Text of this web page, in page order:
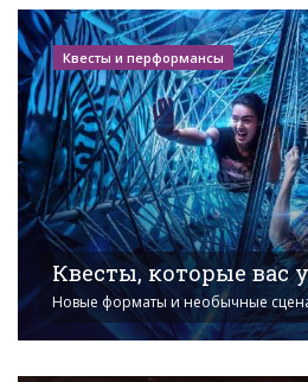
Квесты и перформансы
Квесты, которые вас
Новые форматы и необычные